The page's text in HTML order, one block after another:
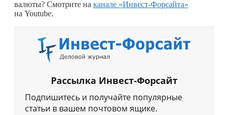
валюты? Смотрите на канале «Инвест-Форсайта»
на Youtube.
Рассылка Инвест-Форсайт
Подпишитесь и получайте популярные
статьи в вашем почтовом ящике.